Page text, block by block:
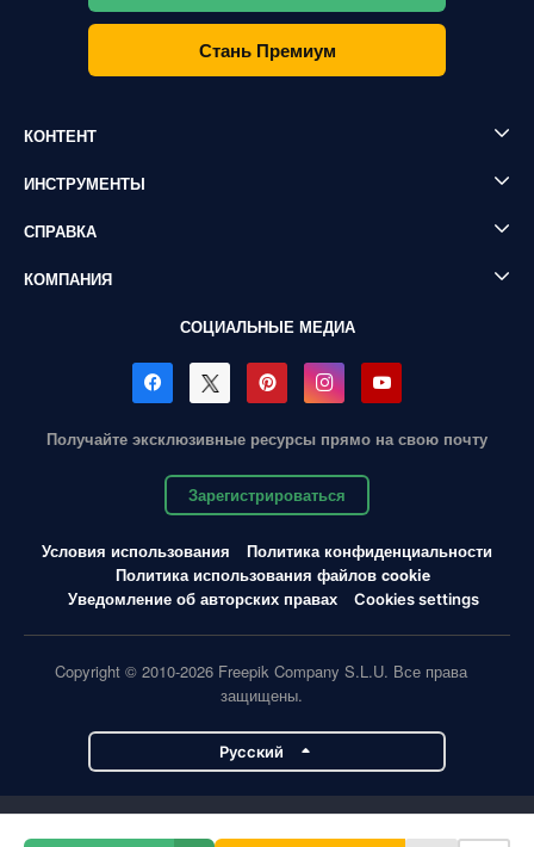
Стань Премиум
КОНТЕНТ
ИНСТРУМЕНТЫ
СПРАВКА
КОМПАНИЯ
СОЦИАЛЬНЫЕ МЕДИА
Получайте эксклюзивные ресурсы прямо на свою почту
Зарегистрироваться
Условия использования
Политика конфиденциальности
Политика использования файлов cookie
Уведомление об авторских правах
Cookies settings
Copyright © 2010-2026 Freepik Company S.L.U. Все права
защищены.
Pусский